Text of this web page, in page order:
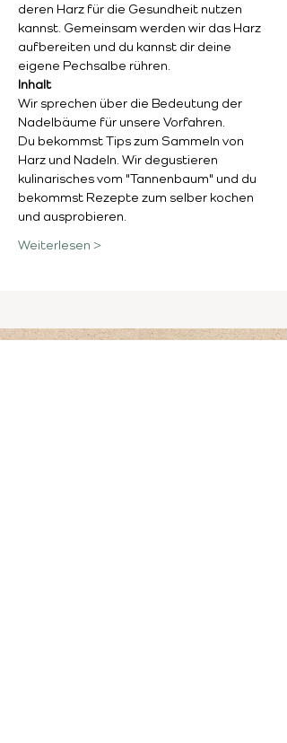
deren Harz für die Gesundheit nutzen
kannst. Gemeinsam werden wir das Harz
aufbereiten und du kannst dir deine
eigene Pechsalbe rühren.
Inhalt
Wir sprechen über die Bedeutung der
Nadelbäume für unsere Vorfahren.
Du bekommst Tips zum Sammeln von
Harz und Nadeln. Wir degustieren
kulinarisches vom "Tannenbaum" und du
bekommst Rezepte zum selber kochen
und ausprobieren.
Weiterlesen >